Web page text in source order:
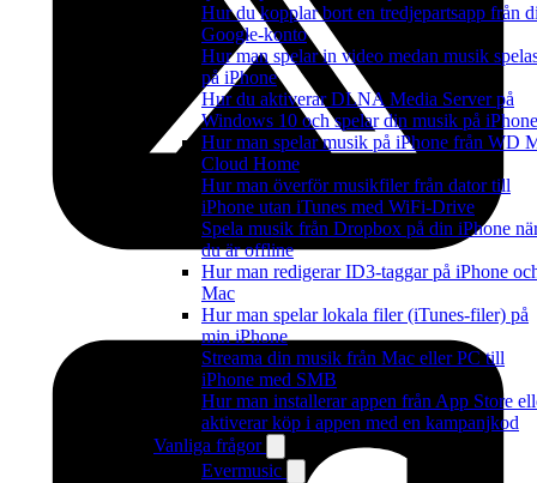
Hur du kopplar bort en tredjepartsapp från
Google-konto
Hur man spelar in video medan musik
på iPhone
Hur du aktiverar DLNA Media Server på
Windows 10 och spelar din musik på iPhone
Hur man spelar musik på iPhone från WD
Cloud Home
Hur man överför musikfiler från dator till
iPhone utan iTunes med WiFi-Drive
Spela musik från Dropbox på din iPhone
du är offline
Hur man redigerar ID3-taggar på iPhone
Mac
Hur man spelar lokala filer (iTunes-filer) på
min iPhone
Streama din musik från Mac eller PC till
iPhone med SMB
Hur man installerar appen från App Store
aktiverar köp i appen med en kampanjkod
Vanliga frågor
Evermusic